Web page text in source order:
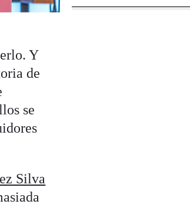
Y
de
se
Silva